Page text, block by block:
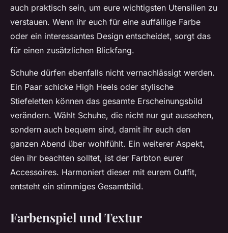
auch praktisch sein, um eure wichtigsten Utensilien zu
verstauen. Wenn ihr euch für eine auffällige Farbe
oder ein interessantes Design entscheidet, sorgt das
für einen zusätzlichen Blickfang.
Schuhe dürfen ebenfalls nicht vernachlässigt werden.
Ein Paar schicke High Heels oder stylische
Stiefeletten können das gesamte Erscheinungsbild
verändern. Wählt Schuhe, die nicht nur gut aussehen,
sondern auch bequem sind, damit ihr euch den
ganzen Abend über wohlfühlt. Ein weiterer Aspekt,
den ihr beachten solltet, ist der Farbton eurer
Accessoires. Harmoniert dieser mit eurem Outfit,
entsteht ein stimmiges Gesamtbild.
Farbenspiel und Textur